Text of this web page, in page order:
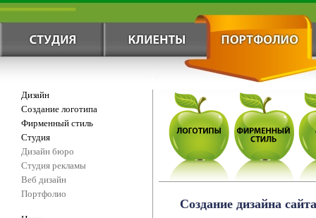
Дизайн
Создание логотипа
Фирменный стиль
Студия
Дизайн бюро
Студия рекламы
Веб дизайн
Портфолио
Создание дизайна сайта